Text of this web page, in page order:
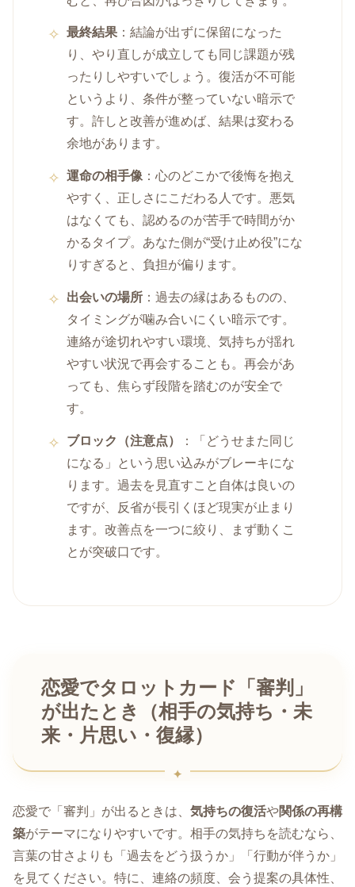
最終結果 ：結論が出ずに保留になった
り、やり直しが成立しても同じ課題が残
ったりしやすいでしょう。復活が不可能
というより、条件が整っていない暗示で
す。許しと改善が進めば、結果は変わる
余地があります。
運命の相手像 ：心のどこかで後悔を抱え
やすく、正しさにこだわる人です。悪気
はなくても、認めるのが苦手で時間がか
かるタイプ。あなた側が“受け止め役”にな
りすぎると、負担が偏ります。
出会いの場所 ：過去の縁はあるものの、
タイミングが噛み合いにくい暗示です。
連絡が途切れやすい環境、気持ちが揺れ
やすい状況で再会することも。再会があ
っても、焦らず段階を踏むのが安全で
す。
ブロック（注意点）
：「どうせまた同じ
になる」という思い込みがブレーキにな
ります。過去を見直すこと自体は良いの
ですが、反省が長引くほど現実が止まり
ます。改善点を一つに絞り、まず動くこ
とが突破口です。
恋愛でタロットカード「審判」
が出たとき（相手の気持ち・未
来・片思い・復縁）
恋愛で「審判」が出るときは、 気持ちの復活や関係の再構
築がテーマになりやすいです。相手の気持ちを読むなら、
言葉の甘さよりも「過去をどう扱うか」「行動が伴うか」
を見てください。特に、連絡の頻度、会う提案の具体性、